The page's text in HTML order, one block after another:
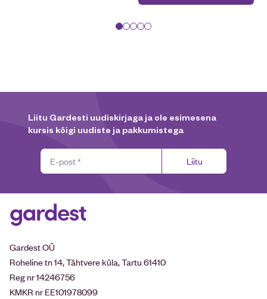
Liitu Gardesti uudiskirjaga ja ole esimesena
kursis kõigi uudiste ja pakkumistega
Liitu
Gardest OÜ
Roheline tn 14, Tähtvere küla, Tartu 61410
Reg nr 14246756
KMKR nr EE101978099